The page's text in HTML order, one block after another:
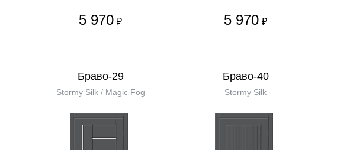
5 970 ₽ 5 970 ₽
Браво-29
Stormy Silk / Magic Fog
Браво-40
Stormy Silk